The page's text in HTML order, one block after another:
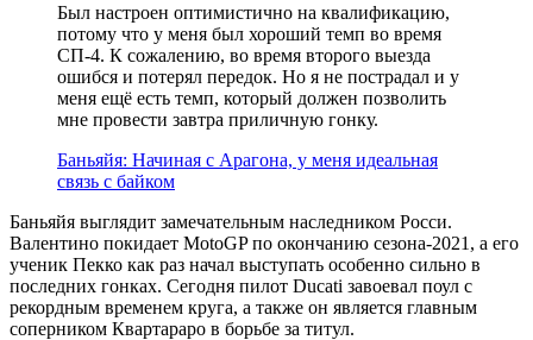
Был настроен оптимистично на квалификацию,
потому что у меня был хороший темп во время
СП-4. К сожалению, во время второго выезда
ошибся и потерял передок. Но я не пострадал и у
меня ещё есть темп, который должен позволить
мне провести завтра приличную гонку.
Баньяйя: Начиная с Арагона, у меня идеальная
связь с байком
Баньяйя выглядит замечательным наследником Росси.
Валентино покидает MotoGP по окончанию сезона-2021, а его
ученик Пекко как раз начал выступать особенно сильно в
последних гонках. Сегодня пилот Ducati завоевал поул с
рекордным временем круга, а также он является главным
соперником Квартараро в борьбе за титул.